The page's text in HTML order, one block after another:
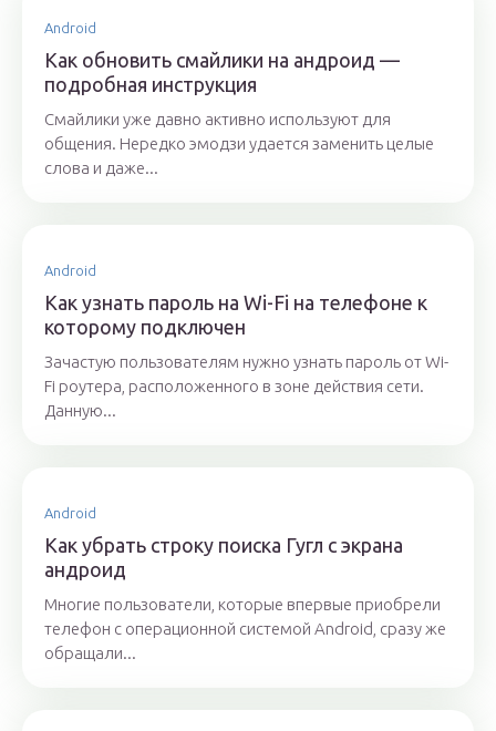
Android
Как обновить смайлики на андроид —
подробная инструкция
Смайлики уже давно активно используют для
общения. Нередко эмодзи удается заменить целые
слова и даже...
Android
Как узнать пароль на Wi-Fi на телефоне к
которому подключен
Зачастую пользователям нужно узнать пароль от Wi-
Fi роутера, расположенного в зоне действия сети.
Данную...
Android
Как убрать строку поиска Гугл с экрана
андроид
Многие пользователи, которые впервые приобрели
телефон с операционной системой Android, сразу же
обращали...